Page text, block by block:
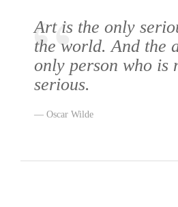
Art is the only
the world. And the
only person who is
serious.
Oscar Wilde